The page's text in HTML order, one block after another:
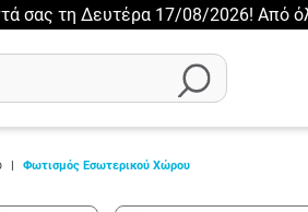
σας τη Δευτέρα 17/08/2026! Από
| Φωτισμός Εσωτερικού Χώρου